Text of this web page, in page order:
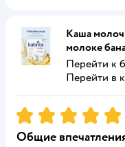
Каша
молоке
Перейти к
Перейти в
Рейтинг:5
Общие